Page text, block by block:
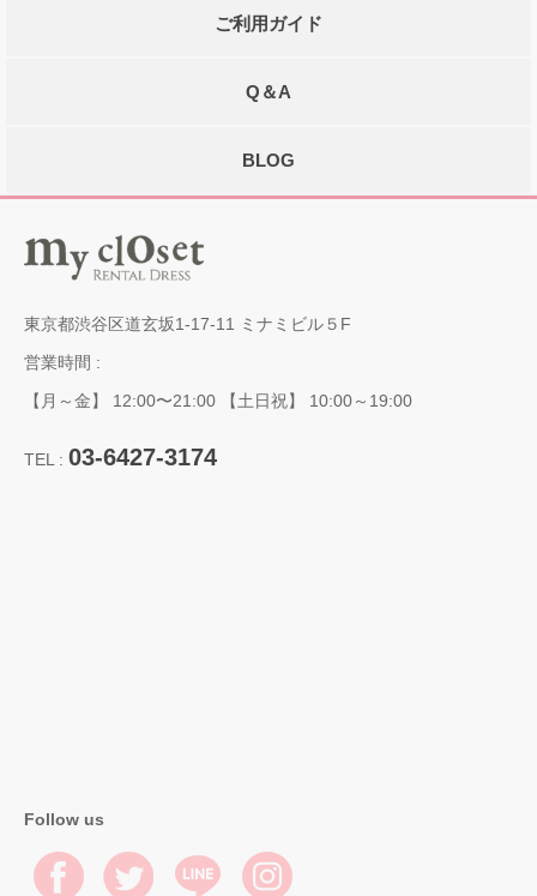
ご利用ガイド
Q＆A
BLOG
東京都渋谷区道玄坂1-17-11 ミナミビル５F
営業時間 :
【月～金】 12:00〜21:00 【土日祝】 10:00～19:00
TEL : 03-6427-3174
Follow us